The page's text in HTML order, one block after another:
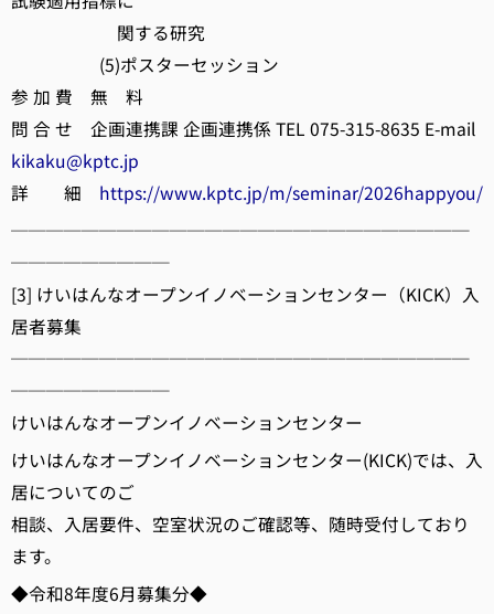
関する研究
(5)ポスターセッション
参 加 費 無 料
問 合 せ 企画連携課 企画連携係 TEL 075-315-8635 E-mail
kikaku@kptc.jp
詳 細 https://www.kptc.jp/m/seminar/2026happyou/
──────────────────────────
─────────
[3] けいはんなオープンイノベーションセンター（KICK）入
居者募集
──────────────────────────
─────────
けいはんなオープンイノベーションセンター
けいはんなオープンイノベーションセンター(KICK)では、入
居についてのご
相談、入居要件、空室状況のご確認等、随時受付しており
ます。
◆令和8年度6月募集分◆